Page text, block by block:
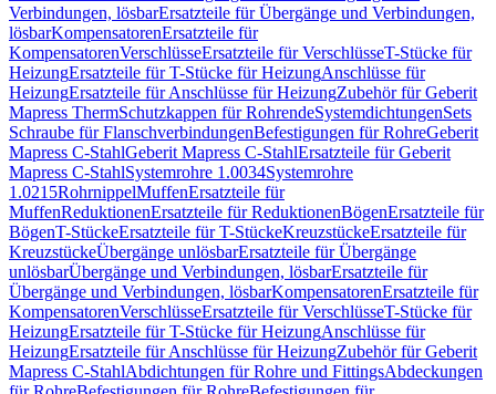
Verbindungen, lösbarErsatzteile für Übergänge und Verbindungen,
lösbarKompensatorenErsatzteile für
KompensatorenVerschlüsseErsatzteile für VerschlüsseT-Stücke für
HeizungErsatzteile für T-Stücke für HeizungAnschlüsse für
HeizungErsatzteile für Anschlüsse für HeizungZubehör für Geberit
Mapress ThermSchutzkappen für RohrendeSystemdichtungenSets
Schraube für FlanschverbindungenBefestigungen für RohreGeberit
Mapress C-StahlGeberit Mapress C-StahlErsatzteile für Geberit
Mapress C-StahlSystemrohre 1.0034Systemrohre
1.0215RohrnippelMuffenErsatzteile für
MuffenReduktionenErsatzteile für ReduktionenBögenErsatzteile für
BögenT-StückeErsatzteile für T-StückeKreuzstückeErsatzteile für
KreuzstückeÜbergänge unlösbarErsatzteile für Übergänge
unlösbarÜbergänge und Verbindungen, lösbarErsatzteile für
Übergänge und Verbindungen, lösbarKompensatorenErsatzteile für
KompensatorenVerschlüsseErsatzteile für VerschlüsseT-Stücke für
HeizungErsatzteile für T-Stücke für HeizungAnschlüsse für
HeizungErsatzteile für Anschlüsse für HeizungZubehör für Geberit
Mapress C-StahlAbdichtungen für Rohre und FittingsAbdeckungen